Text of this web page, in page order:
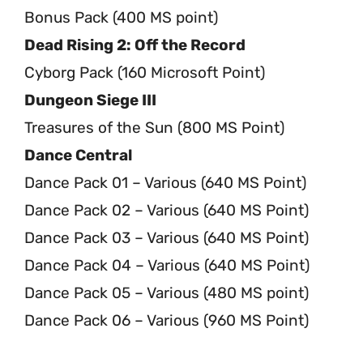
Bonus Pack (400 MS point)
Dead Rising 2: Off the Record
Cyborg Pack (160 Microsoft Point)
Dungeon Siege III
Treasures of the Sun (800 MS Point)
Dance Central
Dance Pack 01 – Various (640 MS Point)
Dance Pack 02 – Various (640 MS Point)
Dance Pack 03 – Various (640 MS Point)
Dance Pack 04 – Various (640 MS Point)
Dance Pack 05 – Various (480 MS point)
Dance Pack 06 – Various (960 MS Point)